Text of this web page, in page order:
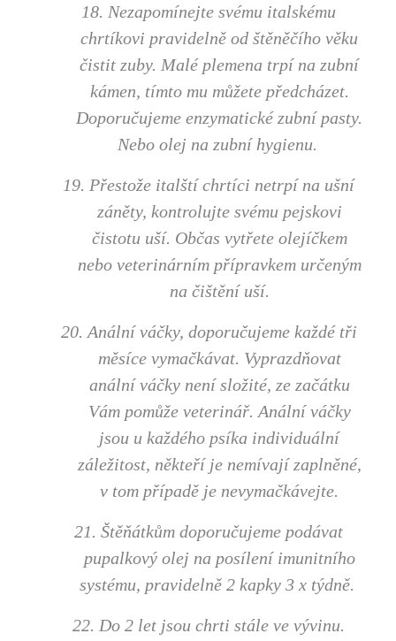
18. Nezapomínejte svému italskému
chrtíkovi pravidelně od štěněčího věku
čistit zuby. Malé plemena trpí na zubní
kámen, tímto mu můžete předcházet.
Doporučujeme enzymatické zubní pasty.
Nebo olej na zubní hygienu.
19. Přestože italští chrtíci netrpí na ušní
záněty, kontrolujte svému pejskovi
čistotu uší. Občas vytřete olejíčkem
nebo veterinárním přípravkem určeným
na čištění uší.
20. Anální váčky, doporučujeme každé tři
měsíce vymačkávat. Vyprazdňovat
anální váčky není složité, ze začátku
Vám pomůže veterinář. Anální váčky
jsou u každého psíka individuální
záležitost, někteří je nemívají zaplněné,
v tom případě je nevymačkávejte.
21. Štěňátkům doporučujeme podávat
pupalkový olej na posílení imunitního
systému, pravidelně 2 kapky 3 x týdně.
22. Do 2 let jsou chrti stále ve vývinu.